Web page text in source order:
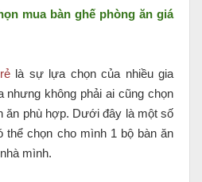
mua bàn ghế phòng ăn giá
là sự lựa chọn của nhiều gia
không phải ai cũng chọn
ăn phù hợp. Dưới đây là một số
thể chọn cho mình 1 bộ bàn ăn
mình.